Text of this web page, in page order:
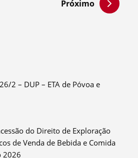
Próximo
2 – DUP – ETA de Póvoa e
do Direito de Exploração
de Venda de Bebida e Comida
2026